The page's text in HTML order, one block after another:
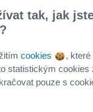
jsem byl/a
byly pro
od Buřinky
tak, jak
cookies
, které
statistickým cookies
pouze s